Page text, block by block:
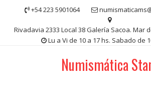
contenido
+54 223 5901064
Rivadavia 2333 Local 38 Galería Sacoa. Mar
Lu a Vi de 10 a 17 hs. Sabado de
Numismática